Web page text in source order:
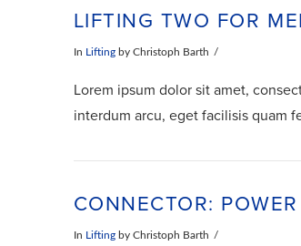
LIFTING TWO FOR
In Liftingby Christoph Barth
Lorem ipsum dolor sit amet,
interdum arcu, eget facilisis quam
CONNECTOR:
In Liftingby Christoph Barth